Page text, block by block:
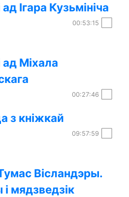
ад Ігара Кузьмініча
00:53:15
ад Міхала
00:27:46
з кніжкай
09:57:59
Вісландэры.
мядзведзік